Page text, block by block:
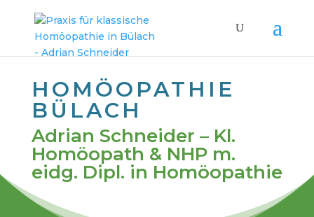
HOMÖOPATHIE
BÜLACH
Adrian Schneider – Kl.
Homöopath & NHP m.
eidg. Dipl. in Homöopathie